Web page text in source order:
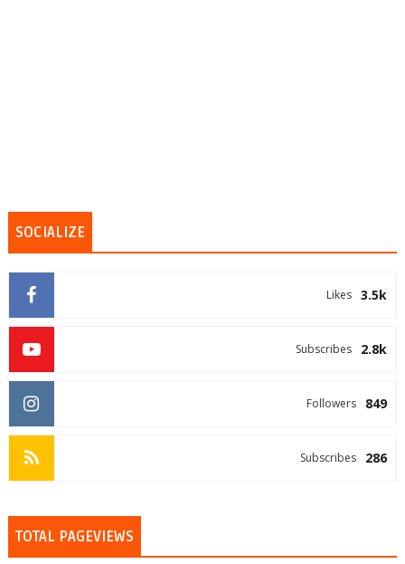
SOCIALIZE
3.5k
Likes
2.8k
Subscribes
849
Followers
286
Subscribes
TOTAL PAGEVIEWS